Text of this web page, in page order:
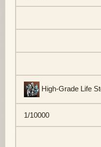
High-Grade Life
1/10000